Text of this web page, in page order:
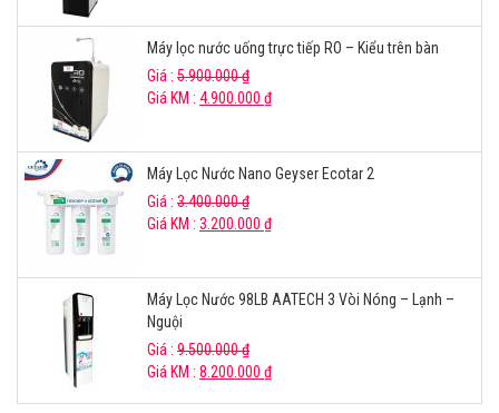
Máy lọc nước uống trực tiếp RO – Kiểu trên bàn
Giá : 5.900.000₫
Giá KM : 4.900.000 ₫
Máy Lọc Nước Nano Geyser Ecotar 2
Giá : 3.400.000₫
Giá KM : 3.200.000 ₫
Máy Lọc Nước 98LB AATECH 3 Vòi Nóng – Lạnh –
Nguội
Giá : 9.500.000₫
Giá KM : 8.200.000 ₫